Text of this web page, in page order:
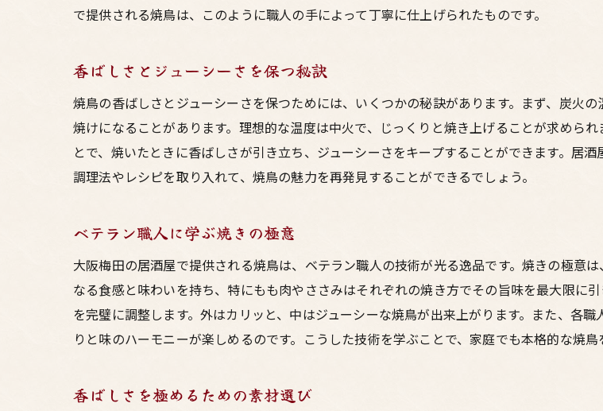
で提供される焼鳥は、このように職人の手によって丁寧に仕上げられたものです。
香ばしさとジューシーさを保つ秘訣
焼鳥の香ばしさとジューシーさを保つためには、いくつかの秘訣があります。まず、炭火
焼けになることがあります。理想的な温度は中火で、じっくりと焼き上げることが求めら
とで、焼いたときに香ばしさが引き立ち、ジューシーさをキープすることができます。居
調理法やレシピを取り入れて、焼鳥の魅力を再発見することができるでしょう。
ベテラン職人に学ぶ焼きの極意
大阪梅田の居酒屋で提供される焼鳥は、ベテラン職人の技術が光る逸品です。焼きの極意
なる食感と味わいを持ち、特にもも肉やささみはそれぞれの焼き方でその旨味を最大限に
を完璧に調整します。外はカリッと、中はジューシーな焼鳥が出来上がります。また、各
りと味のハーモニーが楽しめるのです。こうした技術を学ぶことで、家庭でも本格的な焼鳥
香ばしさを極めるための素材選び